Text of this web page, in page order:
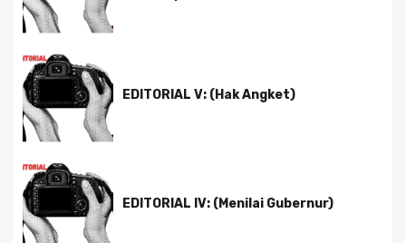
EDITORIAL V: (Hak Angket)
EDITORIAL IV: (Menilai Gubernur)